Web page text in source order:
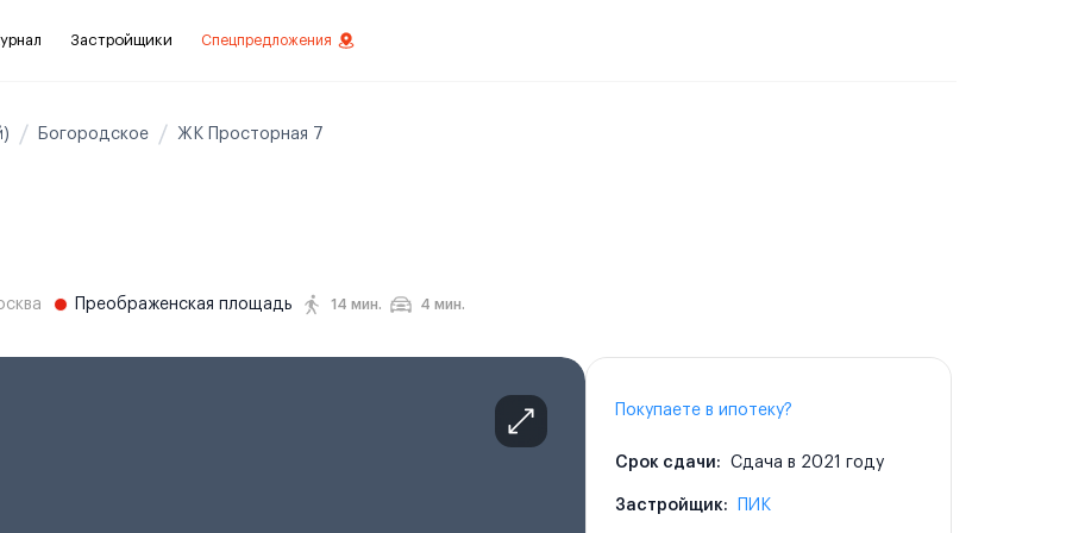
Застройщики Спецпредложения
Богородское ЖК Просторная 7
Преображенская площадь 14 мин. 4 мин.
Покупаете в ипотеку?
Срок сдачи: Сдача в 2021 году
Застройщик: ПИК